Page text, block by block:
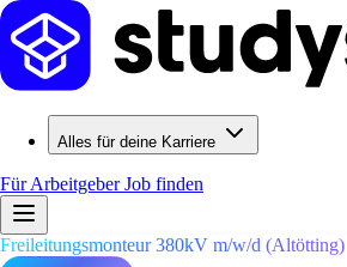
Alles für deine Karriere
Für ArbeitgeberJob finden
Freileitungsmonteur 380kV m/w/d (Altötting)